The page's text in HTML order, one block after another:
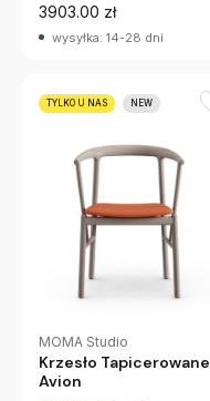
3903.00 zł
wysyłka: 14-28 dni
TYLKO U NAS NEW
MOMA Studio
Krzesło Tapicerowane
Avion